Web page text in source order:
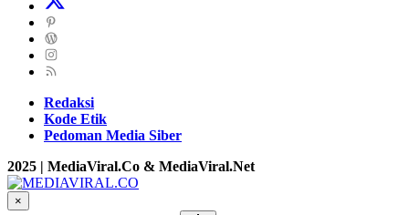
Redaksi
Kode Etik
Pedoman Media Siber
2025 | MediaViral.Co & MediaViral.Net
×